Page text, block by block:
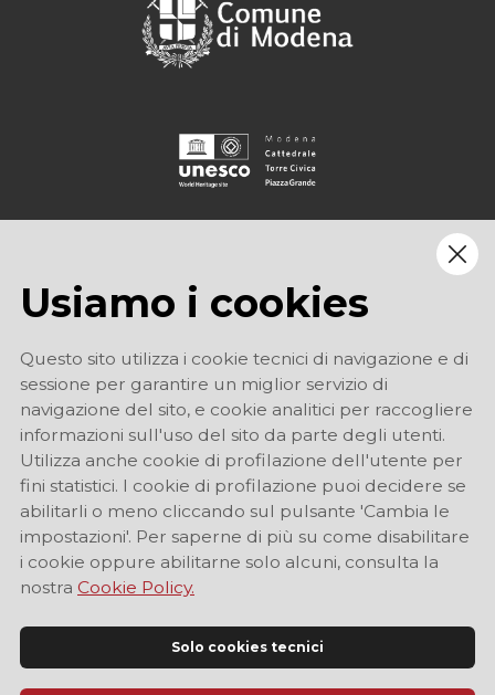
Usiamo i cookies
Questo sito utilizza i cookie tecnici di navigazione e di
sessione per garantire un miglior servizio di
navigazione del sito, e cookie analitici per raccogliere
informazioni sull'uso del sito da parte degli utenti.
Utilizza anche cookie di profilazione dell'utente per
fini statistici. I cookie di profilazione puoi decidere se
abilitarli o meno cliccando sul pulsante 'Cambia le
impostazioni'. Per saperne di più su come disabilitare
i cookie oppure abilitarne solo alcuni, consulta la
nostra Cookie Policy.
Solo cookies tecnici